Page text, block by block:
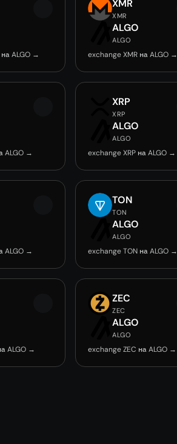
ALGO →
XMR
XMR
ALGO
ALGO
exchange XMR на ALGO →
ALGO →
XRP
XRP
ALGO
ALGO
exchange XRP на ALGO →
ALGO →
TON
TON
ALGO
ALGO
exchange TON на ALGO →
ALGO →
ZEC
ZEC
ALGO
ALGO
exchange ZEC на ALGO →